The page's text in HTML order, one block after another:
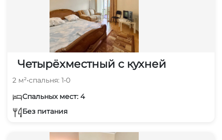
Четырёхместный с кухней
2 м²•спальня: 1•0
Спальных мест: 4
Без питания